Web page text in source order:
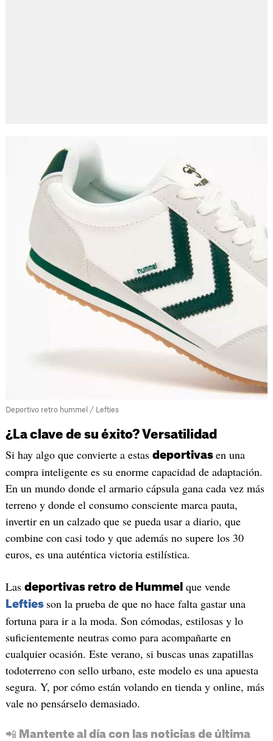
Deportivo retro hummel / Lefties
¿La clave de su éxito? Versatilidad
Si hay algo que convierte a estas deportivas en una
compra inteligente es su enorme capacidad de adaptación.
En un mundo donde el armario cápsula gana cada vez más
terreno y donde el consumo consciente marca pauta,
invertir en un calzado que se pueda usar a diario, que
combine con casi todo y que además no supere los 30
euros, es una auténtica victoria estilística.
Las deportivas retro de Hummel que vende
Lefties son la prueba de que no hace falta gastar una
fortuna para ir a la moda. Son cómodas, estilosas y lo
suficientemente neutras como para acompañarte en
cualquier ocasión. Este verano, si buscas unas zapatillas
todoterreno con sello urbano, este modelo es una apuesta
segura. Y, por cómo están volando en tienda y online, más
vale no pensárselo demasiado.
📲 Mantente al día con las noticias de última